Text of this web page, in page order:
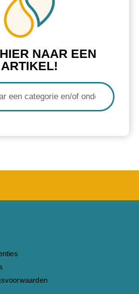
NAAR EEN
ARTIKEL!